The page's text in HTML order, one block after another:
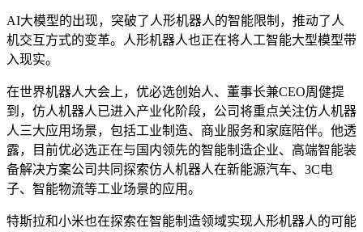
AI大模型的出现，突破了人形机器人的智能限制，推动了人
机交互方式的变革。人形机器人也正在将人工智能大型模型带
入现实。
在世界机器人大会上，优必选创始人、董事长兼CEO周健提
到，仿人机器人已进入产业化阶段，公司将重点关注仿人机器
人三大应用场景，包括工业制造、商业服务和家庭陪伴。他透
露，目前优必选正在与国内领先的智能制造企业、高端智能装
备解决方案公司共同探索仿人机器人在新能源汽车、3C电
子、智能物流等工业场景的应用。
特斯拉和小米也在探索在智能制造领域实现人形机器人的可能